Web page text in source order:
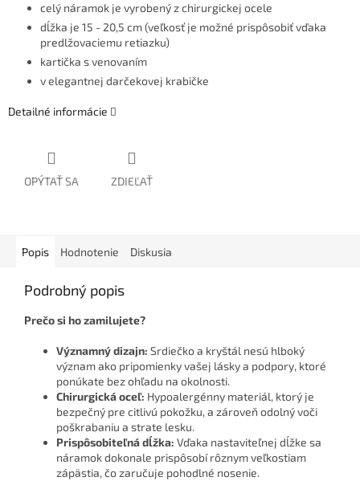
celý náramok je vyrobený z chirurgickej ocele
dĺžka je 15 - 20,5 cm (veľkosť je možné prispôsobiť vďaka
predlžovaciemu retiazku)
kartička s venovaním
v elegantnej darčekovej krabičke
Detailné informácie
OPÝTAŤ SA ZDIEĽAŤ
Popis Hodnotenie Diskusia
Podrobný popis
Prečo si ho zamilujete?
Významný dizajn: Srdiečko a kryštál nesú hlboký
význam ako pripomienky vašej lásky a podpory, ktoré
ponúkate bez ohľadu na okolnosti.
Chirurgická oceľ: Hypoalergénny materiál, ktorý je
bezpečný pre citlivú pokožku, a zároveň odolný voči
poškrabaniu a strate lesku.
Prispôsobiteľná dĺžka: Vďaka nastaviteľnej dĺžke sa
náramok dokonale prispôsobí rôznym veľkostiam
zápästia, čo zaručuje pohodlné nosenie.